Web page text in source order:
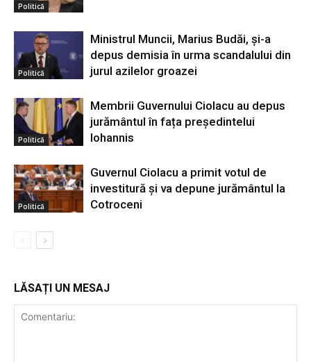
Politică
Politică
Ministrul Muncii, Marius Budăi, şi-a
depus demisia în urma scandalului din
jurul azilelor groazei
Politică
Membrii Guvernului Ciolacu au depus
jurământul în fața președintelui
Iohannis
Politică
Guvernul Ciolacu a primit votul de
investitură și va depune jurământul la
Cotroceni
LĂSAȚI UN MESAJ